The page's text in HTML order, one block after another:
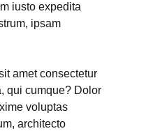
iusto expedita
ipsam
amet consectetur
qui cumque? Dolor
voluptas
architecto